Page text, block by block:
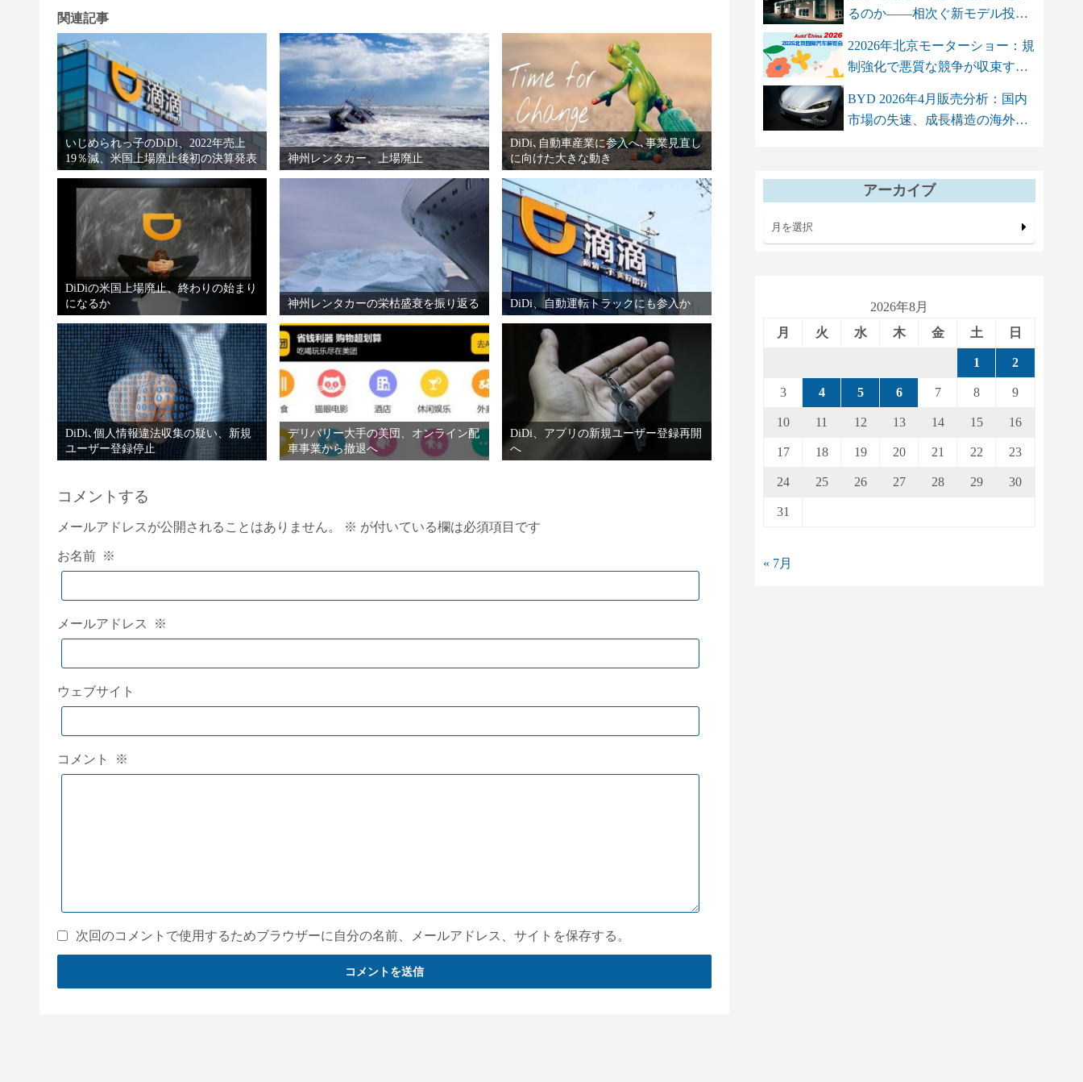
関連記事
いじめられっ子のDiDi、2022年売上
19％減、米国上場廃止後初の決算発表
神州レンタカー、上場廃止
DiDi､自動車産業に参入へ､事業見直し
に向けた大きな動き
DiDiの米国上場廃止、終わりの始まり
になるか
神州レンタカーの栄枯盛衰を振り返る DiDi、自動運転トラックにも参入か
DiDi､個人情報違法収集の疑い、新規
ユーザー登録停止
デリバリー大手の美団、オンライン配
車事業から撤退へ
DiDi、アプリの新規ユーザー登録再開
へ
コメントする
メールアドレスが公開されることはありません。 ※ が付いている欄は必須項目です
お名前 ※
メールアドレス ※
ウェブサイト
コメント ※
次回のコメントで使用するためブラウザーに自分の名前、メールアドレス、サイトを保存する。
るのか――相次ぐ新モデル投入
22026年北京モーターショー：規
制強化で悪質な競争が収束する
BYD 2026年4月販売分析：国内
市場の失速、成長構造の海外依
アーカイブ
月を選択
2026年8月
月
火 水 木 金 土 日
1 2
3 4 5 6 7 8 9
10 11 12 13 14 15 16
17 18 19 20 21 22 23
24 25 26 27 28 29 30
31
« 7月